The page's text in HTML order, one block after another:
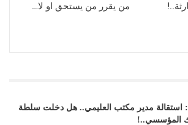
من يقرر من يستحق او لا…
استقالة مدير مكتب العليمي.. هل دخلت سلطة
المؤسسي..!